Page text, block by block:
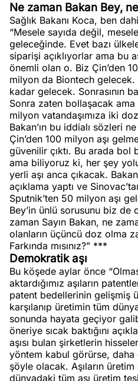
Ne zaman Bakan Bey,
Sağlık Bakanı Koca, ben
“Mesele sayıda değil,
geleceğinde. Evet bazı
siparişi açıklıyorlar ama bu
önemli olan o. Biz Çin’den
milyon da Biontech gelecek.
kadar gelecek. Sonrasının
Sonra zaten bollaşacak
milyon vatandaşımıza iki
Bakan’ın bu iddialı sözleri
Çin’den 100 milyon aşı
güvenilir çıktı. Bu arada bol
ama biliyoruz ki, her şey
yerli aşı anca çıkacak.
açıklama yaptı ve
Sputnik’ten 50 milyon aşı
Bey’in ünlü sorusunu biz de
zaman Sayın Bakan, ne
olanların üçüncü doz olma
Farkında mısınız?” ***
Demokratik aşı
Bu köşede aylar önce
aktardığımız aşıların
patent bedellerinin gelişmiş
karşılanıp üretimin tüm
sonunda hayata geçiyor
öneriye sıcak baktığını
aşısı bulan şirketlerin
yöntem kabul görürse, daha
şöyle olacak. Aşıların
dünyadaki tüm aşı üretim